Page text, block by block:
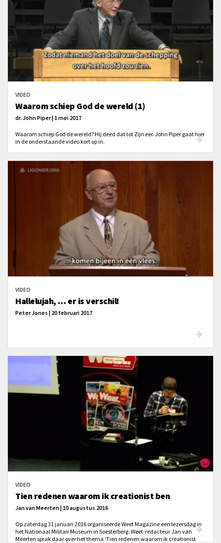
VIDEO
Waarom schiep God de wereld (1)
dr. John Piper | 1 mei 2017
Waarom schiep God de wereld? Hij deed dat tot Zijn eer. John Piper gaat hier
in de onderstaande video kort op in.
VIDEO
Hallelujah, … er is verschil!
Peter Jones | 20 februari 2017
VIDEO
Tien redenen waarom ik creationist ben
Jan van Meerten | 10 augustus 2016
Op zaterdag 31 januari 2016 organiseerde Weet Magazine een lezersdag in
het Nationaal Militair Museum in Soesterberg. Weet-redacteur Jan van
Meerten sprak daar over het thema ‘Tien redenen waarom ik creationist